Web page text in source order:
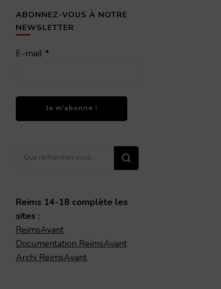
ABONNEZ-VOUS À NOTRE
NEWSLETTER
E-mail *
Vous
Reims 14-18 complète les
sites :
ReimsAvant
Documentation ReimsAvant
Archi ReimsAvant